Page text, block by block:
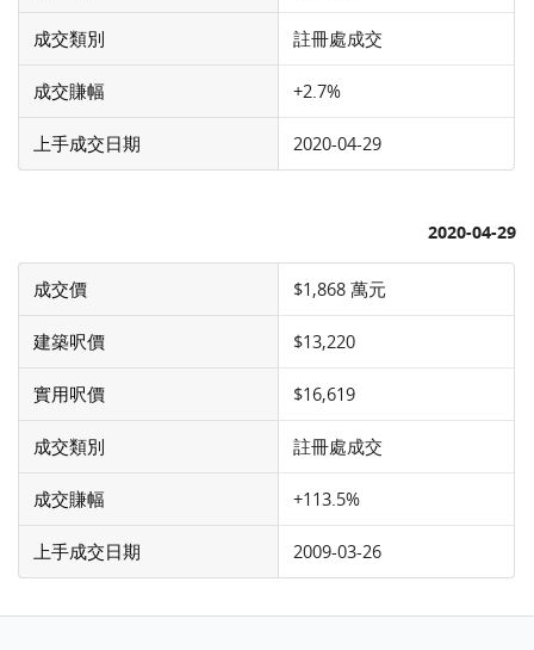
成交類別 註冊處成交
成交賺幅 +2.7%
上手成交日期 2020-04-29
2020-04-29
成交價 $1,868 萬元
建築呎價 $13,220
實用呎價 $16,619
成交類別 註冊處成交
成交賺幅 +113.5%
上手成交日期 2009-03-26